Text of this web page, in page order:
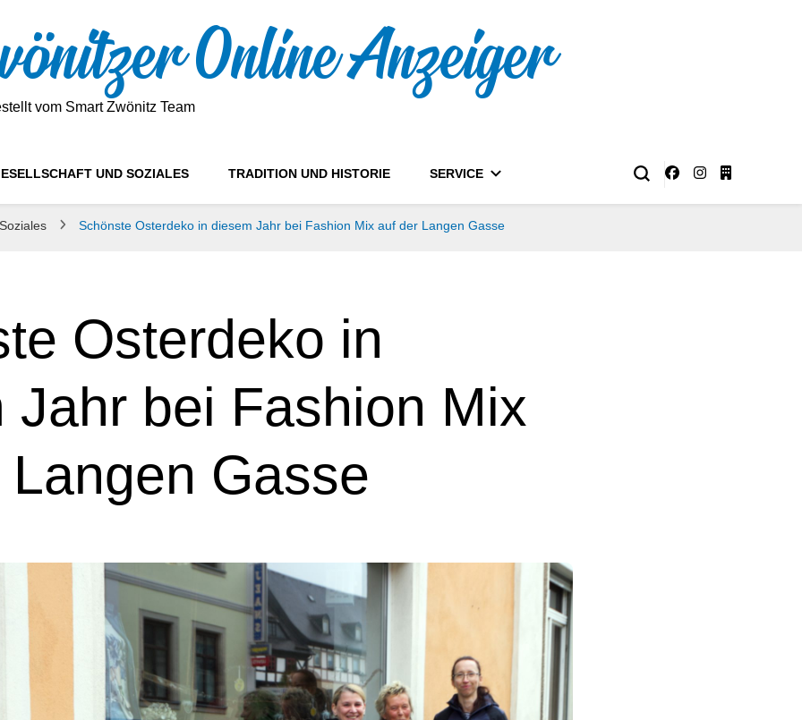
Online Anzeiger
vom Smart Zwönitz Team
UND SOZIALES TRADITION UND HISTORIE SERVICE
Schönste Osterdeko in diesem Jahr bei Fashion Mix auf der Langen Gasse
Osterdeko in
Jahr bei Fashion Mix
Gasse